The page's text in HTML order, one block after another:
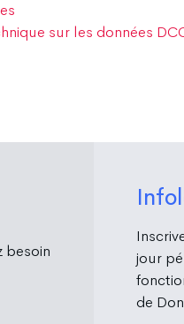
sur les données
besoin
jour
de